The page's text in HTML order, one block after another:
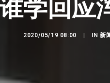
学回应
2020/05/19 08:00 IN新